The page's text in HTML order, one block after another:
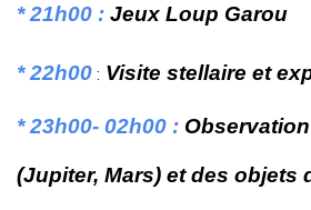
* 21h00 : Jeux Loup Garou
* 22h00 : Visite stellaire et
* 23h00- 02h00 :
(Jupiter, Mars) et des objets